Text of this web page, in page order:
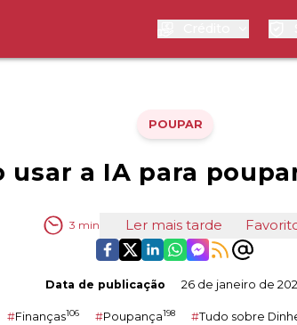
POUPAR
usar a IA para
3 min Ler mais tarde
Data de publicação 26 de janeiro de
#Finanças106 #Poupança198 #Tudo sobre